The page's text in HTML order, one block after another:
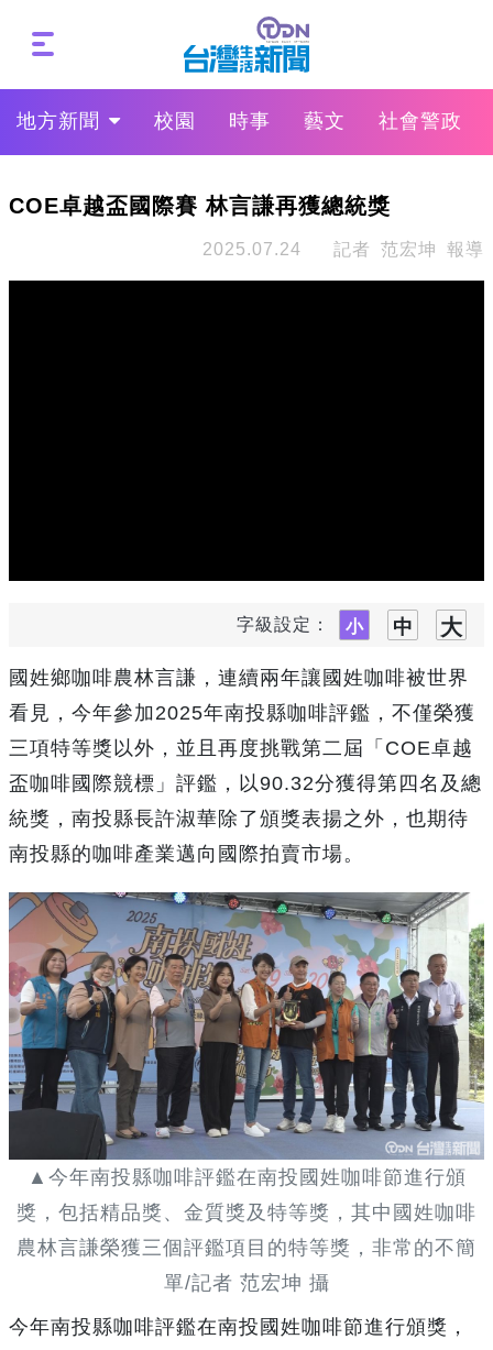
地方新聞 校園 時事 藝文 社會警政
COE卓越盃國際賽 林言謙再獲總統獎
2025.07.24 記者 范宏坤 報導
字級設定：
國姓鄉咖啡農林言謙，連續兩年讓國姓咖啡被世界
看見，今年參加2025年南投縣咖啡評鑑，不僅榮獲
三項特等獎以外，並且再度挑戰第二屆「COE卓越
盃咖啡國際競標」評鑑，以90.32分獲得第四名及總
統獎，南投縣長許淑華除了頒獎表揚之外，也期待
南投縣的咖啡產業邁向國際拍賣市場。
▲今年南投縣咖啡評鑑在南投國姓咖啡節進行頒
獎，包括精品獎、金質獎及特等獎，其中國姓咖啡
農林言謙榮獲三個評鑑項目的特等獎，非常的不簡
單/記者 范宏坤 攝
今年南投縣咖啡評鑑在南投國姓咖啡節進行頒獎，